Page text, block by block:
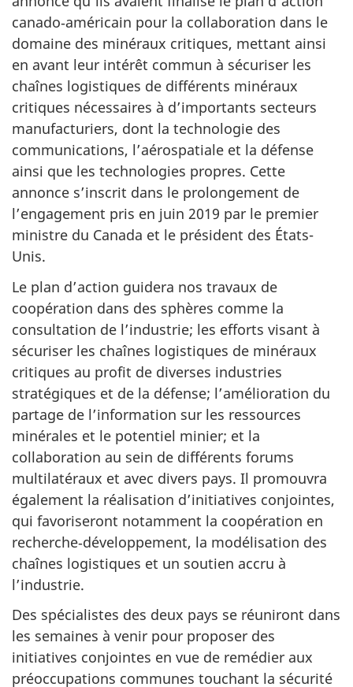
canado‑américain pour la collaboration dans le
domaine des minéraux critiques, mettant ainsi
en avant leur intérêt commun à sécuriser les
chaînes logistiques de différents minéraux
critiques nécessaires à d’importants secteurs
manufacturiers, dont la technologie des
communications, l’aérospatiale et la défense
ainsi que les technologies propres. Cette
annonce s’inscrit dans le prolongement de
l’engagement pris en juin 2019 par le premier
ministre du Canada et le président des États-
Unis.
Le plan d’action guidera nos travaux de
coopération dans des sphères comme la
consultation de l’industrie; les efforts visant à
sécuriser les chaînes logistiques de minéraux
critiques au profit de diverses industries
stratégiques et de la défense; l’amélioration du
partage de l’information sur les ressources
minérales et le potentiel minier; et la
collaboration au sein de différents forums
multilatéraux et avec divers pays. Il promouvra
également la réalisation d’initiatives conjointes,
qui favoriseront notamment la coopération en
recherche‑développement, la modélisation des
chaînes logistiques et un soutien accru à
l’industrie.
Des spécialistes des deux pays se réuniront dans
les semaines à venir pour proposer des
initiatives conjointes en vue de remédier aux
préoccupations communes touchant la sécurité